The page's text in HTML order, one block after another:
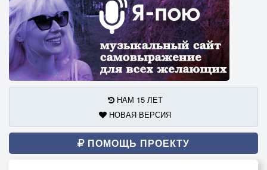
НАМ 15 ЛЕТ
НОВАЯ ВЕРСИЯ
ПОМОЩЬ ПРОЕКТУ